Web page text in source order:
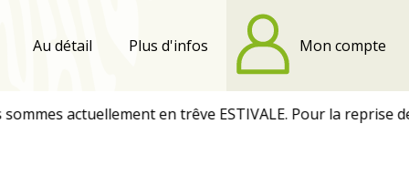
Au détail Plus d'infos Mon compte
actuellement en trêve ESTIVALE. Pour la reprise